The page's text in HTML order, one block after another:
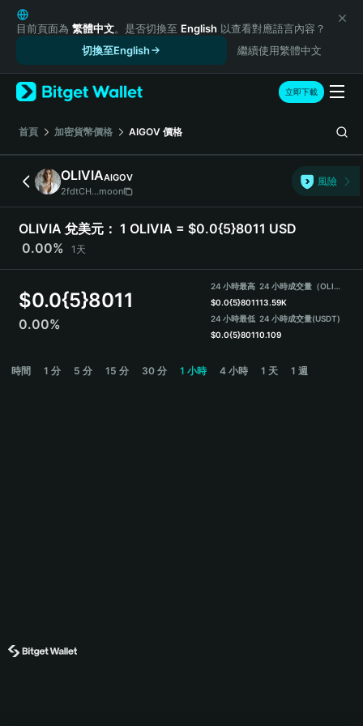
English
日本語
Русский
Español (Latinoamérica)
Türkçe
Italiano
Deutsch
简体中文
繁體中文
Português (Portugal)
Bahasa Indonesia
Español
目前頁面為 繁體中文。是否切換至 English 以查看對應語言內容？
切換至English
繼續使用繁體中文
立即下載
首頁 加密貨幣價格 AIGOV 價格
OLIVIAAIGOV
2fdtCH...moon
風險
OLIVIA 兌美元： 1 OLIVIA = $0.0{5}8011 USD
0.00%
1天
$0.0{5}8011
0.00%
24 小時最高
$0.0{5}8011
24 小時最低
$0.0{5}8011
24 小時成交量（OLIVIA）
13.59K
24 小時成交量(USDT)
0.109
時間 1 分 5 分 15 分 30 分 1 小時 4 小時 1 天 1 週